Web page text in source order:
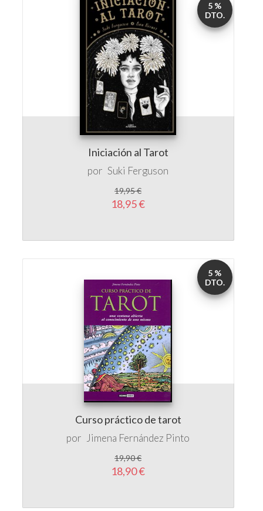
Iniciación al Tarot
por Suki Ferguson
19,95 €
18,95 €
5 %
DTO.
Curso práctico de tarot
por Jimena Fernández Pinto
19,90 €
18,90 €
5 %
DTO.